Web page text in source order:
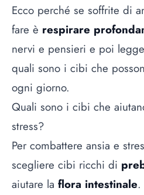
Ecco perché se soffrite di
fare è respirare
nervi e pensieri e poi
quali sono i cibi che
ogni giorno.
Quali sono i cibi che
stress?
Per combattere ansia e
scegliere cibi ricchi di
aiutare la flora intestinale.